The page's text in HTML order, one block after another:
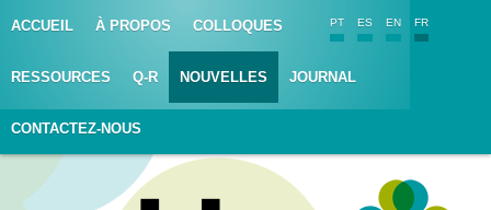
ACCUEIL À PROPOS COLLOQUES
RESSOURCES Q-R NOUVELLES JOURNAL
CONTACTEZ-NOUS
PT ES EN FR